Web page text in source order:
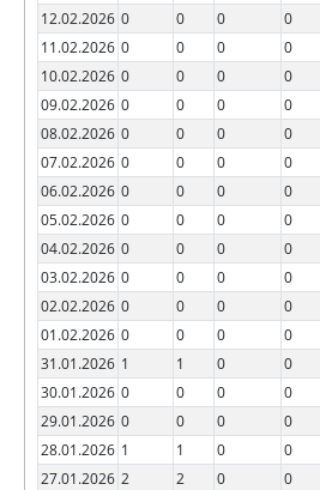
12.02.2026 0 0 0 0
11.02.2026 0 0 0 0
10.02.2026 0 0 0 0
09.02.2026 0 0 0 0
08.02.2026 0 0 0 0
07.02.2026 0 0 0 0
06.02.2026 0 0 0 0
05.02.2026 0 0 0 0
04.02.2026 0 0 0 0
03.02.2026 0 0 0 0
02.02.2026 0 0 0 0
01.02.2026 0 0 0 0
31.01.2026 1 1 0 0
30.01.2026 0 0 0 0
29.01.2026 0 0 0 0
28.01.2026 1 1 0 0
27.01.2026 2 2 0 0